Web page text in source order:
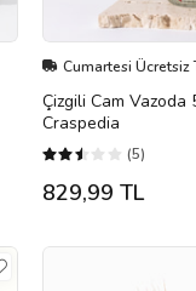
Cumartesi Ücretsiz
Çizgili Cam Vazoda
Craspedia
(5)
829,99 TL